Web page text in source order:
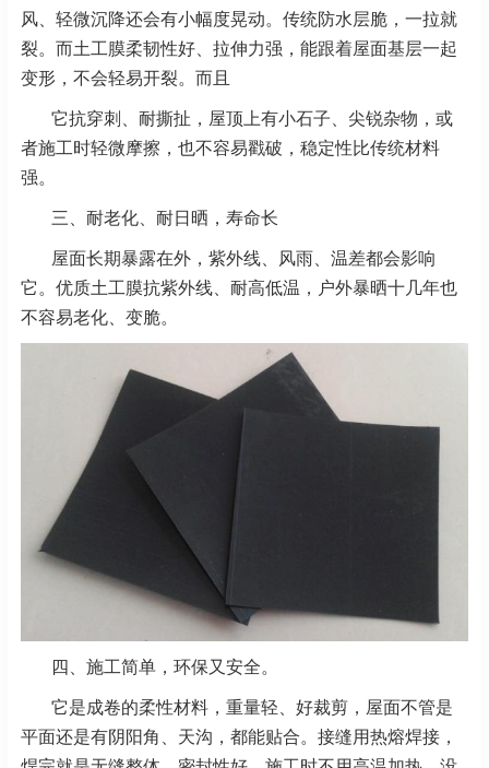
风、轻微沉降还会有小幅度晃动。传统防水层脆，一拉就
裂。而土工膜柔韧性好、拉伸力强，能跟着屋面基层一起
变形，不会轻易开裂。而且
它抗穿刺、耐撕扯，屋顶上有小石子、尖锐杂物，或
者施工时轻微摩擦，也不容易戳破，稳定性比传统材料
强。
三、耐老化、耐日晒，寿命长
屋面长期暴露在外，紫外线、风雨、温差都会影响
它。优质土工膜抗紫外线、耐高低温，户外暴晒十几年也
不容易老化、变脆。
四、施工简单，环保又安全。
它是成卷的柔性材料，重量轻、好裁剪，屋面不管是
平面还是有阴阳角、天沟，都能贴合。接缝用热熔焊接，